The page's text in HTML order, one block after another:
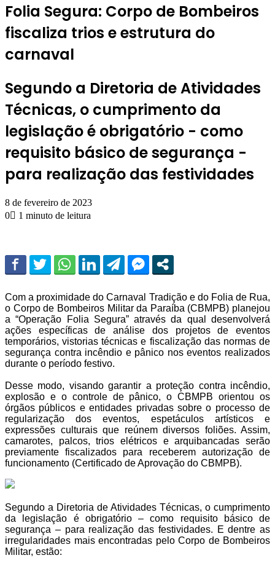
Folia Segura: Corpo de Bombeiros
fiscaliza trios e estrutura do
carnaval
Segundo a Diretoria de Atividades
Técnicas, o cumprimento da
legislação é obrigatório - como
requisito básico de segurança -
para realização das festividades
8 de fevereiro de 2023
0
1 minuto de leitura
Com a proximidade do Carnaval Tradição e do Folia de Rua,
o Corpo de Bombeiros Militar da Paraíba (CBMPB) planejou
a “Operação Folia Segura” através da qual desenvolverá
ações específicas de análise dos projetos de eventos
temporários, vistorias técnicas e fiscalização das normas de
segurança contra incêndio e pânico nos eventos realizados
durante o período festivo.
Desse modo, visando garantir a proteção contra incêndio,
explosão e o controle de pânico, o CBMPB orientou os
órgãos públicos e entidades privadas sobre o processo de
regularização dos eventos, espetáculos artísticos e
expressões culturais que reúnem diversos foliões. Assim,
camarotes, palcos, trios elétricos e arquibancadas serão
previamente fiscalizados para receberem autorização de
funcionamento (Certificado de Aprovação do CBMPB).
Segundo a Diretoria de Atividades Técnicas, o cumprimento
da legislação é obrigatório – como requisito básico de
segurança – para realização das festividades. E dentre as
irregularidades mais encontradas pelo Corpo de Bombeiros
Militar, estão: